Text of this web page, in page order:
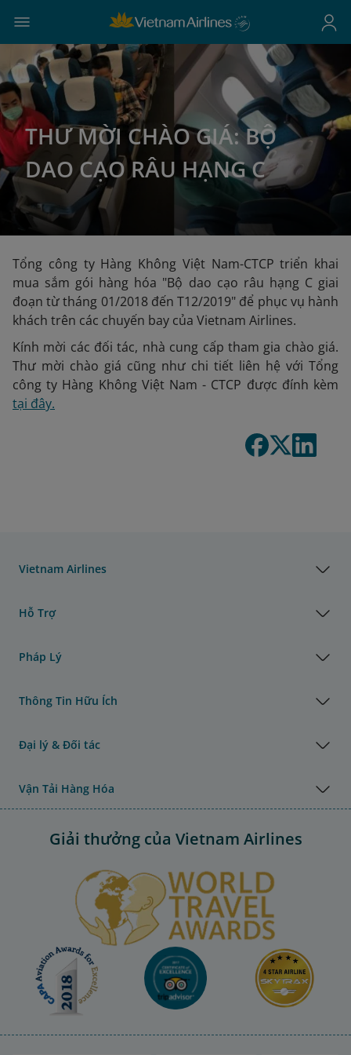
THƯ MỜI CHÀO GIÁ: BỘ
DAO CẠO RÂU HẠNG C
Tổng công ty Hàng Không Việt Nam-CTCP triển khai
mua sắm gói hàng hóa "Bộ dao cạo râu hạng C giai
đoạn từ tháng 01/2018 đến T12/2019" để phục vụ hành
khách trên các chuyến bay của Vietnam Airlines.
Kính mời các đối tác, nhà cung cấp tham gia chào giá.
Thư mời chào giá cũng như chi tiết liên hệ với Tổng
công ty Hàng Không Việt Nam - CTCP được đính kèm
tại đây.
Vietnam Airlines
Hỗ Trợ
Pháp Lý
Thông Tin Hữu Ích
Đại lý & Đối tác
Vận Tải Hàng Hóa
Giải thưởng của Vietnam Airlines